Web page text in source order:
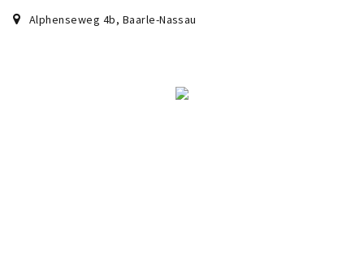
Bezienswaardigheden
Alphenseweg 4b, Baarle-Nassau